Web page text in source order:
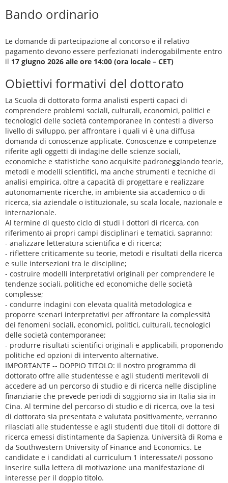
Bando ordinario
Le domande di partecipazione al concorso e il relativo
pagamento devono essere perfezionati inderogabilmente entro
il 17 giugno 2026 alle ore 14:00 (ora locale – CET)
Obiettivi formativi del dottorato
La Scuola di dottorato forma analisti esperti capaci di
comprendere problemi sociali, culturali, economici, politici e
tecnologici delle società contemporanee in contesti a diverso
livello di sviluppo, per affrontare i quali vi è una diffusa
domanda di conoscenze applicate. Conoscenze e competenze
riferite agli oggetti di indagine delle scienze sociali,
economiche e statistiche sono acquisite padroneggiando teorie,
metodi e modelli scientifici, ma anche strumenti e tecniche di
analisi empirica, oltre a capacità di progettare e realizzare
autonomamente ricerche, in ambiente sia accademico o di
ricerca, sia aziendale o istituzionale, su scala locale, nazionale e
internazionale.
Al termine di questo ciclo di studi i dottori di ricerca, con
riferimento ai propri campi disciplinari e tematici, sapranno:
- analizzare letteratura scientifica e di ricerca;
- riflettere criticamente su teorie, metodi e risultati della ricerca
e sulle intersezioni tra le discipline;
- costruire modelli interpretativi originali per comprendere le
tendenze sociali, politiche ed economiche delle società
complesse;
- condurre indagini con elevata qualità metodologica e
proporre scenari interpretativi per affrontare la complessità
dei fenomeni sociali, economici, politici, culturali, tecnologici
delle società contemporanee;
- produrre risultati scientifici originali e applicabili, proponendo
politiche ed opzioni di intervento alternative.
IMPORTANTE -- DOPPIO TITOLO: il nostro programma di
dottorato offre alle studentesse e agli studenti meritevoli di
accedere ad un percorso di studio e di ricerca nelle discipline
finanziarie che prevede periodi di soggiorno sia in Italia sia in
Cina. Al termine del percorso di studio e di ricerca, ove la tesi
di dottorato sia presentata e valutata positivamente, verranno
rilasciati alle studentesse e agli studenti due titoli di dottore di
ricerca emessi distintamente da Sapienza, Università di Roma e
da Southwestern University of Finance and Economics. Le
candidate e i candidati al curriculum 1 interessate/i possono
inserire sulla lettera di motivazione una manifestazione di
interesse per il doppio titolo.